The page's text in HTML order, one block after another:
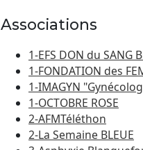
Associations
1-EFS DON du SANG
1-FONDATION des
1-IMAGYN
1-OCTOBRE ROSE
2-AFMTéléthon
2-La Semaine BLEUE